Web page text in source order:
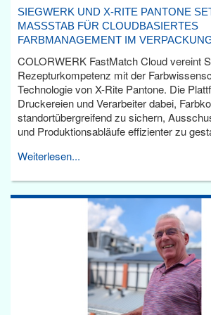
SIEGWERK UND X-RITE PANTONE
MASSSTAB FÜR CLOUDBASIERTES F
ARBMANAGEMENT IM
COLORWERK FastMatch Cloud vereint
Rezepturkompetenz mit der
Technologie von X-Rite Pantone. Die
Druckereien und Verarbeiter dabei,
standortübergreifend zu sichern,
und Produktionsabläufe effizienter zu
Weiterlesen...